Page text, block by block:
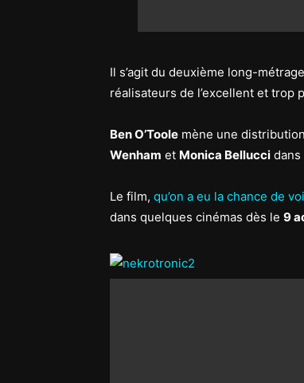
Il s’agit du deuxième long-
réalisateurs de l’excellent et trop
Ben O’Toole mène une
Wenham et Monica Bellucci
Le film, qu’on a eu la chance de
dans quelques cinémas dès le 9